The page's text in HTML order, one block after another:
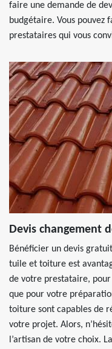
faire une demande de
budgétaire. Vous pouvez
prestataires qui vous
Devis changement
Bénéficier un devis
tuile et toiture est
de votre prestataire,
que pour votre
toiture sont capables de
votre projet. Alors,
l’artisan de votre choix.